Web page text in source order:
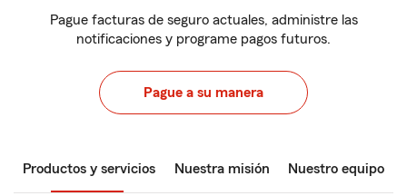
Pague facturas de seguro actuales, administre las
notificaciones y programe pagos futuros.
Pague a su manera
Productos y servicios Nuestra misión Nuestro equipo